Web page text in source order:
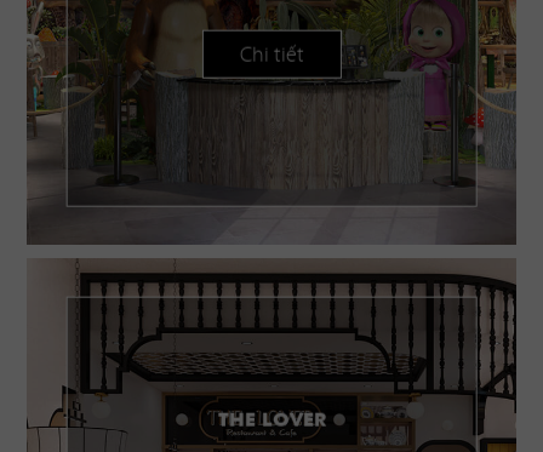
Chi tiết
THE LOVER